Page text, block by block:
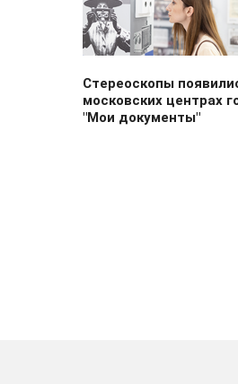
Стереоскопы
московских центрах
"Мои документы"